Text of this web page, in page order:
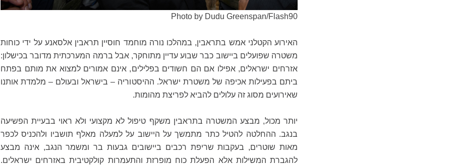
Photo by Dudu Greenspan/Flash90
האירוע הקטלני אמש בתראבין, במהלכו נורה מוחמד חוסיין תראבין אלסאנע על ידי כוחות
משטרה שפועלים ביישוב כבר שבוע עדיין מתוחקר, אבל ברמה המערכתית מדובר בכישלון:
אזרחים ישראלים, אפילו אם הם חשודים בפלילים, אינם אמורים למצוא את מותם בפתח
ביתם בפעילות אכיפה של משטרת ישראל. ההיסטוריה – בישראל ובעולם – מלמדת אותנו
שאירועים מסוג זה עלולים להביא לפריצת מהומות.
יותר מכול, מבצע המשטרה בתראבין משקף טיפול לא מקצועי ולא ראוי בבעיית הפשיעה
בנגב. ההחלטה להטיל כתר מתמשך על היישוב על למעלה מאלף תושביו ולהכניס לכפר
מאות שוטרים, בעקבות שריפת רכבים ביישובים גבעות בר ומשמר הנגב, אינה מבצע
להגברת המשילות אלא הפעלת כוח מופרזת והתעמרות קולקטיבית באזרחים ישראלים.